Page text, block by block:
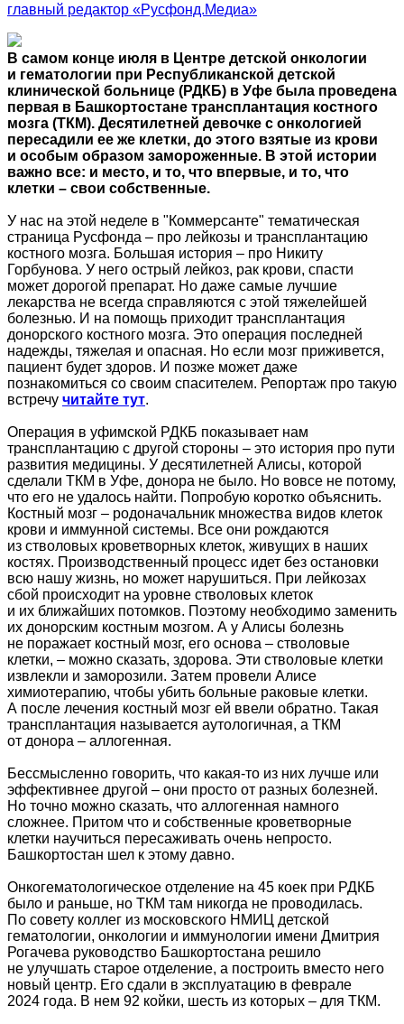
главный редактор «Русфонд.Медиа»
В самом конце июля в Центре детской онкологии
и гематологии при Республиканской детской
клинической больнице (РДКБ) в Уфе была проведена
первая в Башкортостане трансплантация костного
мозга (ТКМ). Десятилетней девочке с онкологией
пересадили ее же клетки, до этого взятые из крови
и особым образом замороженные. В этой истории
важно все: и место, и то, что впервые, и то, что
клетки – свои собственные.
У нас на этой неделе в "Коммерсанте" тематическая
страница Русфонда – про лейкозы и трансплантацию
костного мозга. Большая история – про Никиту
Горбунова. У него острый лейкоз, рак крови, спасти
может дорогой препарат. Но даже самые лучшие
лекарства не всегда справляются с этой тяжелейшей
болезнью. И на помощь приходит трансплантация
донорского костного мозга. Это операция последней
надежды, тяжелая и опасная. Но если мозг приживется,
пациент будет здоров. И позже может даже
познакомиться со своим спасителем. Репортаж про такую
встречу читайте тут.
Операция в уфимской РДКБ показывает нам
трансплантацию с другой стороны – это история про пути
развития медицины. У десятилетней Алисы, которой
сделали ТКМ в Уфе, донора не было. Но вовсе не потому,
что его не удалось найти. Попробую коротко объяснить.
Костный мозг – родоначальник множества видов клеток
крови и иммунной системы. Все они рождаются
из стволовых кроветворных клеток, живущих в наших
костях. Производственный процесс идет без остановки
всю нашу жизнь, но может нарушиться. При лейкозах
сбой происходит на уровне стволовых клеток
и их ближайших потомков. Поэтому необходимо заменить
их донорским костным мозгом. А у Алисы болезнь
не поражает костный мозг, его основа – стволовые
клетки, – можно сказать, здорова. Эти стволовые клетки
извлекли и заморозили. Затем провели Алисе
химиотерапию, чтобы убить больные раковые клетки.
А после лечения костный мозг ей ввели обратно. Такая
трансплантация называется аутологичная, а ТКМ
от донора – аллогенная.
Бессмысленно говорить, что какая-то из них лучше или
эффективнее другой – они просто от разных болезней.
Но точно можно сказать, что аллогенная намного
сложнее. Притом что и собственные кроветворные
клетки научиться пересаживать очень непросто.
Башкортостан шел к этому давно.
Онкогематологическое отделение на 45 коек при РДКБ
было и раньше, но ТКМ там никогда не проводилась.
По совету коллег из московского НМИЦ детской
гематологии, онкологии и иммунологии имени Дмитрия
Рогачева руководство Башкортостана решило
не улучшать старое отделение, а построить вместо него
новый центр. Его сдали в эксплуатацию в феврале
2024 года. В нем 92 койки, шесть из которых – для ТКМ.